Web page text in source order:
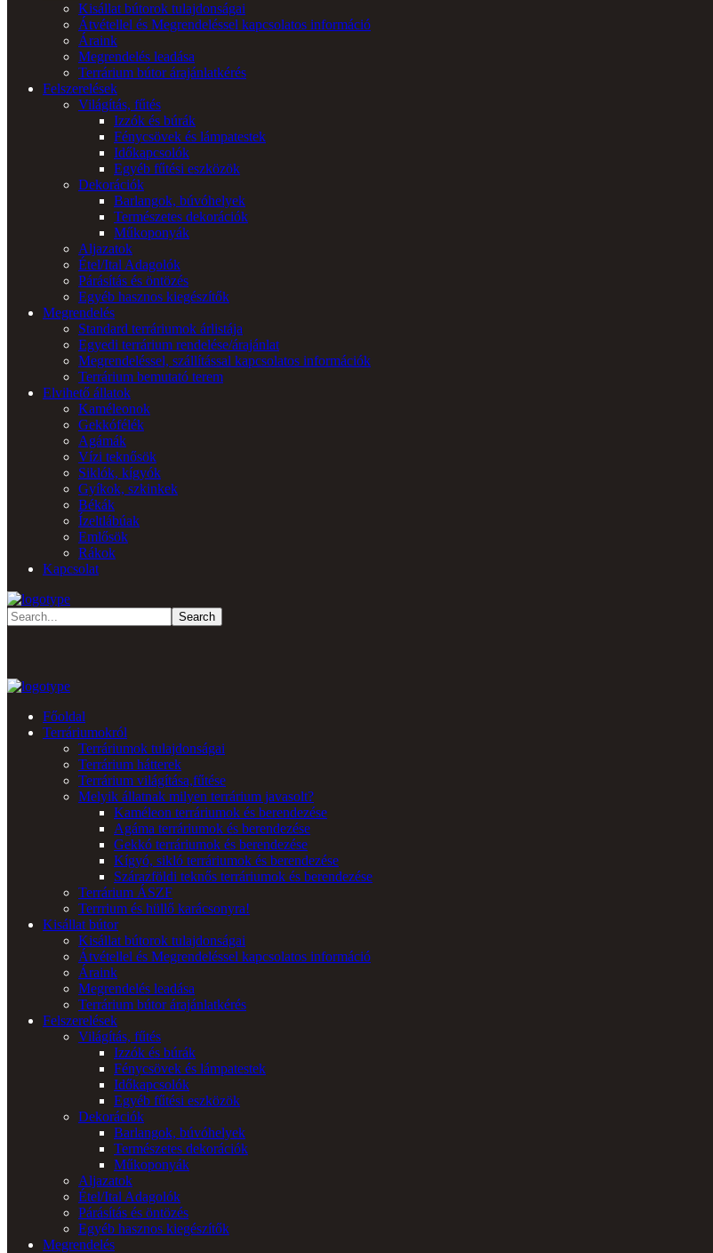
Kisállat bútorok tulajdonságai
Átvétellel és Megrendeléssel kapcsolatos információ
Áraink
Megrendelés leadása
Terrárium bútor árajánlatkérés
Felszerelések
Világítás, fűtés
Izzók és búrák
Fénycsövek és lámpatestek
Időkapcsolók
Egyéb fűtési eszközök
Dekorációk
Barlangok, búvóhelyek
Természetes dekorációk
Műkoponyák
Aljazatok
Étel/Ital Adagolók
Párásítás és öntözés
Egyéb hasznos kiegészítők
Megrendelés
Standard terráriumok árlistája
Egyedi terrárium rendelése/árajánlat
Megrendeléssel, szállítással kapcsolatos információk
Terrárium bemutató terem
Elvihető állatok
Kaméleonok
Gekkófélék
Agámák
Vízi teknősök
Siklók, kígyók
Gyíkok, szkinkek
Békák
Ízeltlábúak
Emlősök
Rákok
Kapcsolat
Főoldal
Terráriumokról
Terráriumok tulajdonságai
Terrárium hátterek
Terrárium világítása,fűtése
Melyik állatnak milyen terrárium javasolt?
Kaméleon terráriumok és berendezése
Agáma terráriumok és berendezése
Gekkó terráriumok és berendezése
Kígyó, sikló terráriumok és berendezése
Szárazföldi teknős terráriumok és berendezése
Terrárium ÁSZF
Terrrium és hüllő karácsonyra!
Kisállat bútor
Kisállat bútorok tulajdonságai
Átvétellel és Megrendeléssel kapcsolatos információ
Áraink
Megrendelés leadása
Terrárium bútor árajánlatkérés
Felszerelések
Világítás, fűtés
Izzók és búrák
Fénycsövek és lámpatestek
Időkapcsolók
Egyéb fűtési eszközök
Dekorációk
Barlangok, búvóhelyek
Természetes dekorációk
Műkoponyák
Aljazatok
Étel/Ital Adagolók
Párásítás és öntözés
Egyéb hasznos kiegészítők
Megrendelés